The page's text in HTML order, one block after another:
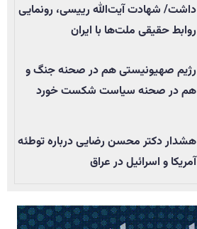
داشت/ شهادت آیت‌الله رییسی، رونمایی
روابط حقیقی ملت‌ها با ایران
رژیم صهیونیستی هم در صحنه جنگ و
هم در صحنه سیاست شکست خورد
هشدار دکتر محسن رضایی درباره توطئه
آمریکا و اسرائیل در عراق